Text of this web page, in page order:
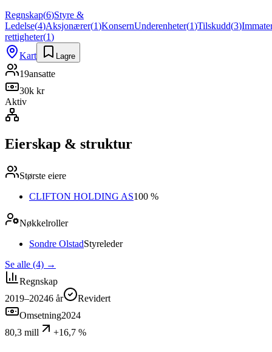
Regnskap(6)Styre &
Ledelse(4)Aksjonærer(1)KonsernUnderenheter(1)Tilskudd(3)
rettigheter(1)
Kart
Lagre
19ansatte
30k kr
Aktiv
Eierskap & struktur
Største eiere
CLIFTON HOLDING AS100 %
Nøkkelroller
Sondre OlstadStyreleder
Se alle (4) →
Regnskap
2019–20246 år
Revidert
Omsetning2024
80,3 mill
+16,7 %